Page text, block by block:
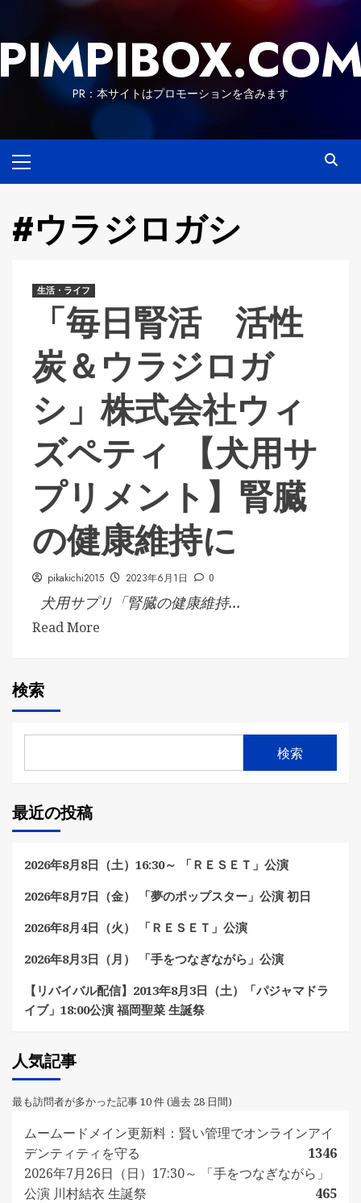
content
PR：本サイトはプロモーションを含みます
Menu
#ウラジロガシ
生活・ライフ
「毎日腎活 活性
炭＆ウラジロガ
シ」株式会社ウィ
ズペティ 【犬用サ
プリメント】腎臓
の健康維持に
pikakichi2015 2023年6月1日 0
犬用サプリ「腎臓の健康維持...
Read More
検索
検索
最近の投稿
2026年8月8日（土）16:30～ 「ＲＥＳＥＴ」公演
2026年8月7日（金） 「夢のポップスター」公演 初日
2026年8月4日（火） 「ＲＥＳＥＴ」公演
2026年8月3日（月） 「手をつなぎながら」公演
【リバイバル配信】2013年8月3日（土）「パジャマドラ
イブ」18:00公演 福岡聖菜 生誕祭
人気記事
最も訪問者が多かった記事 10 件 (過去 28 日間)
ムームードメイン更新料：賢い管理でオンラインアイ
デンティティを守る
1346
2026年7月26日（日）17:30～ 「手をつなぎながら」
公演 川村結衣 生誕祭
465